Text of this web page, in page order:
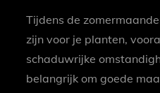
Tijdens de
zijn voor je planten,
schaduwrijke
belangrijk om goede